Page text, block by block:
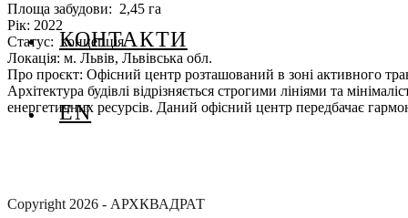
КОНТАКТИ
EN
Площа забудови: 2,45 га
Рік: 2022
Статус: концепція
Локація: м. Львів, Львівська обл.
Про проєкт: Офісний центр розташований в зоні активного
Архітектура будівлі відрізняється строгими лініями та
енергетичних ресурсів. Даний офісний центр передбачає
Copyright 2026 - АРХКВАДРАТ